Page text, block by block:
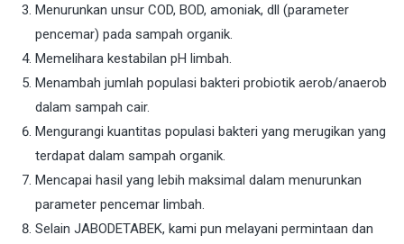
Menurunkan unsur COD, BOD, amoniak, dll (parameter
pencemar) pada sampah organik.
Memelihara kestabilan pH limbah.
Menambah jumlah populasi bakteri probiotik aerob/anaerob
dalam sampah cair.
Mengurangi kuantitas populasi bakteri yang merugikan yang
terdapat dalam sampah organik.
Mencapai hasil yang lebih maksimal dalam menurunkan
parameter pencemar limbah.
Selain JABODETABEK, kami pun melayani permintaan dan